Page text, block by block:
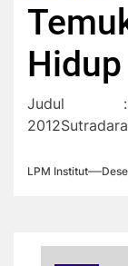
Judul :
LPM Institut